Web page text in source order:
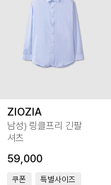
ZIOZIA
남성) 링클프리 긴팔
셔츠
59,000
쿠폰 특별사이즈